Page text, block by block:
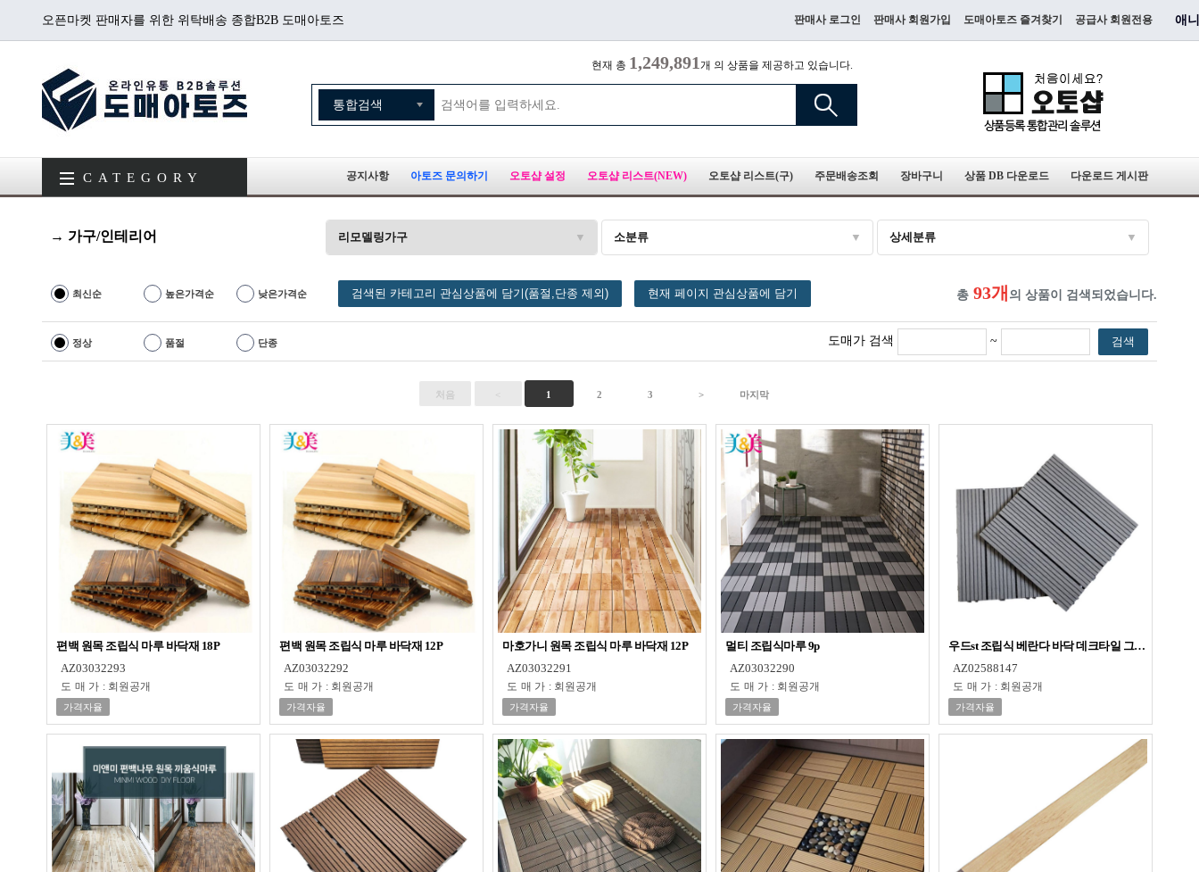
오픈마켓 판매자를 위한 위탁배송 종합B2B 도매아토즈 판매사 로그인 판매사 회원가입 도매아토즈 즐겨찾기 공급사 회원전용 애
현재 총 1,249,891 개 의 상품을 제공하고 있습니다.
CATEGORY 공지사항 아토즈 문의하기 오토샵 설정 오토샵 리스트(NEW) 오토샵 리스트(구) 주문배송조회 장바구니 상품 DB 다운로드 다운로드 게시판
→ 가구/인테리어 리모델링가구 소분류 상세분류
최신순 높은가격순 낮은가격순 검색된 카테고리 관심상품에 담기(품절,단종 제외) 현재 페이지 관심상품에 담기 총 93개 의 상품이 검색되었습니다.
정상 품절 단종 도매가 검색 ~ 검색
처음 < 1 2 3 > 마지막
편백 원목 조립식 마루 바닥재 18P
AZ03032293
도매가 : 회원공개
가격자율
편백 원목 조립식 마루 바닥재 12P
AZ03032292
도매가 : 회원공개
가격자율
마호가니 원목 조립식 마루 바닥재 12P
AZ03032291
도매가 : 회원공개
가격자율
멀티 조립식마루 9p
AZ03032290
도매가 : 회원공개
가격자율
우드st 조립식 베란다 바닥 데크타일 그레이
AZ02588147
도매가 : 회원공개
가격자율